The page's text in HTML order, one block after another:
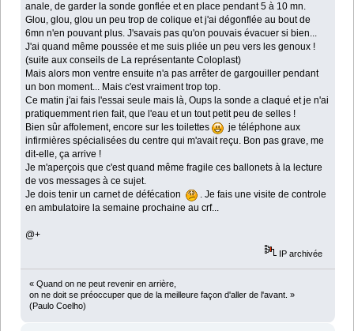
anale, de garder la sonde gonflée et en place pendant 5 à 10 mn.
Glou, glou, glou un peu trop de colique et j'ai dégonflée au bout de
6mn n'en pouvant plus. J'savais pas qu'on pouvais évacuer si bien...
J'ai quand même poussée et me suis pliée un peu vers les genoux !
(suite aux conseils de La représentante Coloplast)
Mais alors mon ventre ensuite n'a pas arrêter de gargouiller pendant
un bon moment... Mais c'est vraiment trop top.
Ce matin j'ai fais l'essai seule mais là, Oups la sonde a claqué et je n'ai
pratiquemment rien fait, que l'eau et un tout petit peu de selles !
Bien sûr affolement, encore sur les toilettes
je téléphone aux
infirmières spécialisées du centre qui m'avait reçu. Bon pas grave, me
dit-elle, ça arrive !
Je m'aperçois que c'est quand même fragile ces ballonets à la lecture
de vos messages à ce sujet.
Je dois tenir un carnet de défécation
. Je fais une visite de controle
en ambulatoire la semaine prochaine au crf...
@+
IP archivée
« Quand on ne peut revenir en arrière,
on ne doit se préoccuper que de la meilleure façon d'aller de l'avant. »
(Paulo Coelho)